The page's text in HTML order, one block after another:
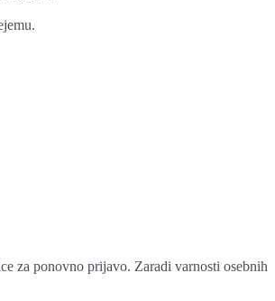
za ponovno prijavo. Zaradi varnosti osebnih